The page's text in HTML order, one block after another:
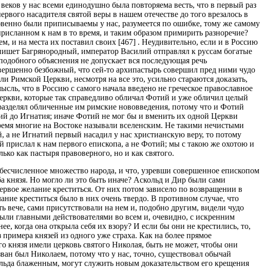
у нас всеми единодушно была повторяема весть, что в первый раз
насадителя святой веры в нашем отечестве до того врезалось в
были приписываемы у нас, разумеется по ошибке, тому же самому
к нам в то время, и таким образом примирить разноречие?
и на места их поставил своих [467] . Неудивительно, если и в Россию
Багрянородный, император Василий отправлял к руссам богатые
объяснения не допускает вся последующая речь
безбожный, что сей-то архипастырь совершил пред ними чудо
Римской Церкви, несмотря на все это, усильно стараются доказать,
что в Россию с самого начала введено не греческое православное
которые так справедливо обличал Фотий и уже обличил целый
обличенные им римские нововведения, потому что и Фотий
до Игнатия; иначе Фотий не мог бы и вменить их одной Церкви
многие на Востоке называли вселенским. Не такими нечистыми
не Игнатий первый насадил у нас христианскую веру, то потому
прислал к нам первого епископа, а не Фотий; мы с такою же охотою и
как пастыря правоверного, но и как святого.
множество народа, и что, узревши совершенное епископом
князя. Но могло ли это быть иначе? Аскольд и Дир были сами
желание креститься. От них потом зависело по возвращении в
креститься было в них очень твердо. В противном случае, что
сами присутствовали на нем и, подобно другим, видели чудо
главными действователями во всем и, очевидно, с искренним
когда она открыла себя их взору? И если бы они не крестились, то,
князей из одного уже страха. Как на более прямое
князя имели церковь святого Николая, быть не может, чтобы они
был Николаем, потому что у нас, точно, существовал обычай
блаженным, могут служить новым доказательством его крещения